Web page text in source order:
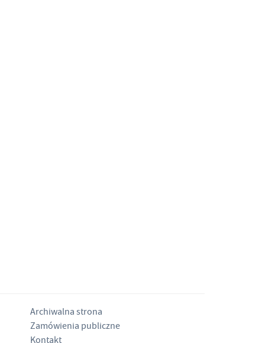
Archiwalna strona
Zamówienia publiczne